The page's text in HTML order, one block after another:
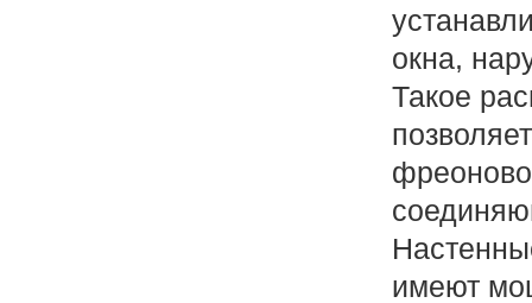
окна,
Такое
имеют